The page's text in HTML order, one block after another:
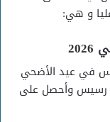
و هي:
في عيد الأضحي
من رسيس وأحصل على